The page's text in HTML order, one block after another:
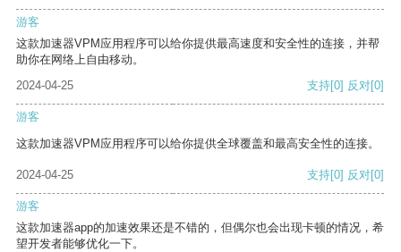
游客
这款加速器VPM应用程序可以给你提供最高速度和安全性的连接，并帮
助你在网络上自由移动。
2024-04-25
支持[0] 反对[0]
游客
这款加速器VPM应用程序可以给你提供全球覆盖和最高安全性的连接。
2024-04-25 支持[0] 反对[0]
游客
这款加速器app的加速效果还是不错的，但偶尔也会出现卡顿的情况，希
望开发者能够优化一下。